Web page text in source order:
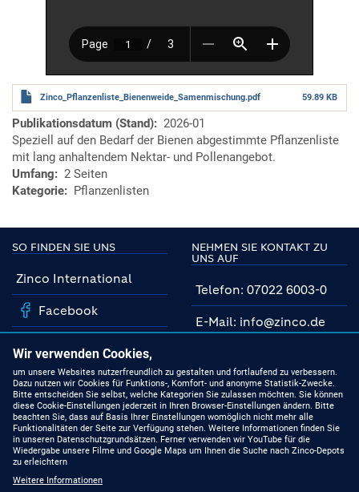
Zinco_Pflanzenliste_Bienenweide_Samenmischung.pdf 59.89 KB
Publikationsdatum (Stand)
2026-01
Speziell auf den Bedarf der Bienen abgestimmte Pflanzenliste
mit lang anhaltendem Nektar- und Pollenangebot.
Umfang
2 Seiten
Kategorie
Pflanzenlisten
SO FINDEN SIE UNS
Zinco International
Facebook
YouTube
Linkedin
NEHMEN SIE KONTAKT ZU
UNS AUF
Telefon: 07022 6003-0
E-Mail: info@zinco.de
MIT UNS AUF DEM
NEUESTEN STAND
Produkte
Wir verwenden Cookies,
um unsere Websites nutzerfreundlich zu gestalten und fortlaufend zu verbessern.
Dazu nutzen wir Cookies für Funktions-, Komfort- und anonyme Statistik-Zwecke.
Bitte entscheiden Sie selbst, welche Kategorien Sie zulassen möchten. Sie können
diese Cookie-Einstellungen jederzeit in Ihren Browser-Einstellungen ändern. Bitte
beachten Sie, dass auf Basis Ihrer Einstellungen womöglich nicht mehr alle
Funktionalitäten der Seite zur Verfügung stehen. Weitere Informationen finden Sie
in unseren Datenschutzgrundsätzen. Ferner verwenden wir YouTube für die
Wiedergabe unsere Filme und Google Maps um Ihnen die Suche nach Zinco-Depots
zu erleichtern
Weitere Informationen